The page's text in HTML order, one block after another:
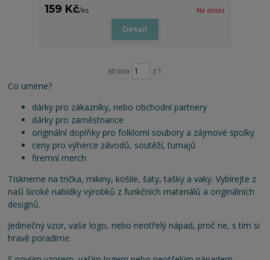
159 Kč/ks Na dotaz
Detail
strana z 1
Co umíme?
dárky pro zákazníky, nebo obchodní partnery
dárky pro zaměstnance
originální doplňky pro folklorní soubory a zájmové spolky
ceny pro výherce závodů, soutěží, turnajů
firemní merch
Tiskneme na trička, mikiny, košile, šaty, tašky a vaky. Vybírejte z
naší široké nabídky výrobků z funkčních materiálů a originálních
designů.
Jedinečný vzor, vaše logo, nebo neotřelý nápad, proč ne, s tím si
hravě poradíme.